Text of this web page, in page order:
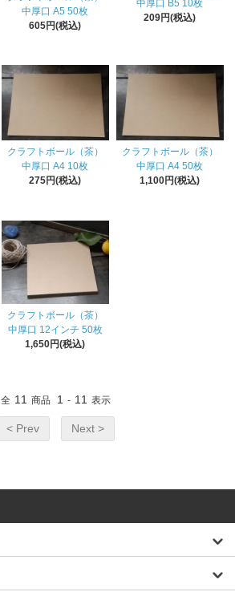
中厚口 A5 50枚
605円(税込)
中厚口 B5 10枚
209円(税込)
クラフトボール（茶）
中厚口 A4 10枚
275円(税込)
クラフトボール（茶）
中厚口 A4 50枚
1,100円(税込)
クラフトボール（茶）
中厚口 12インチ 50枚
1,650円(税込)
全 11 商品 1 - 11 表示
< Prev Next >